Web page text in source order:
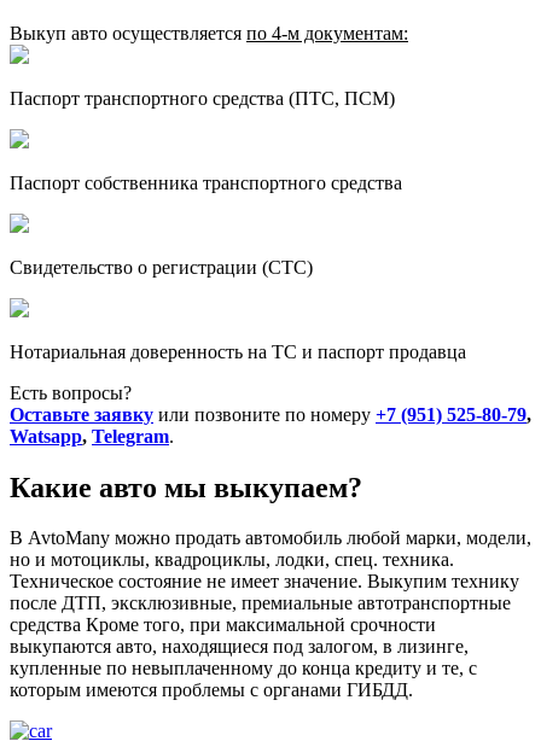
Выкуп авто осуществляется по 4‑м документам:
Паспорт транспортного средства (ПТС, ПСМ)
Паспорт собственника транспортного средства
Свидетельство о регистрации (СТС)
Нотариальная доверенность на ТС и паспорт продавца
Есть вопросы?
Оставьте заявку или позвоните по номеру +7 (951) 525-80-79,
Watsapp, Telegram.
Какие авто мы выкупаем?
В AvtoMany можно продать автомобиль любой марки, модели,
но и мотоциклы, квадроциклы, лодки, спец. техника.
Техническое состояние не имеет значение. Выкупим технику
после ДТП, эксклюзивные, премиальные автотранспортные
средства Кроме того, при максимальной срочности
выкупаются авто, находящиеся под залогом, в лизинге,
купленные по невыплаченному до конца кредиту и те, с
которым имеются проблемы с органами ГИБДД.